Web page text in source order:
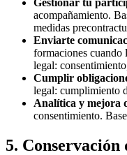
Gestionar tu
acompañamiento.
medidas
Enviarte
formaciones cuando
legal:
Cumplir
legal: cumplimiento
Analítica y mejora
consentimiento.
5. Conservación